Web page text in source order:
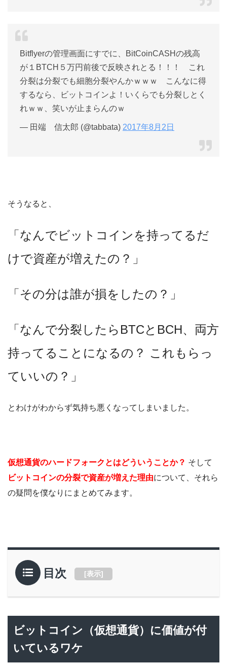
Bitflyerの管理画面にすでに、BitCoinCASHの残高
が１BTCH５万円前後で反映されとる！！！ これ
分裂は分裂でも細胞分裂やんかｗｗｗ こんなに得
するなら、ビットコインよ！いくらでも分裂しとく
れｗｗ、笑いが止まらんのｗ
— 田端 信太郎 (@tabbata) 2017年8月2日
そうなると、
「なんでビットコインを持ってるだ
けで資産が増えたの？」
「その分は誰が損をしたの？」
「なんで分裂したらBTCとBCH、両方
持ってることになるの？ これもらっ
ていいの？」
とわけがわからず気持ち悪くなってしまいました。
仮想通貨のハードフォークとはどういうことか？ そして
ビットコインの分裂で資産が増えた理由について、それら
の疑問を僕なりにまとめてみます。
目次 [表示]
ビットコイン（仮想通貨）に価値が付
いているワケ